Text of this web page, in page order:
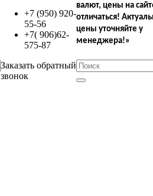
+7 (950) 920-
55-56
+7( 906)62-
575-87
Заказать обратный
звонок
валют, цены на
отличаться!
цены уточняйте у
менеджера!»